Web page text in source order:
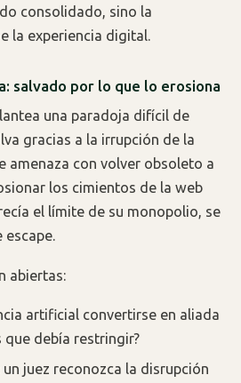
consolidado, sino la
la experiencia digital.
salvado por lo que lo erosiona
una paradoja difícil de
gracias a la irrupción de la
amenaza con volver obsoleto a
los cimientos de la web
el límite de su monopolio, se
escape.
abiertas:
artificial convertirse en aliada
debía restringir?
un juez reconozca la disrupción